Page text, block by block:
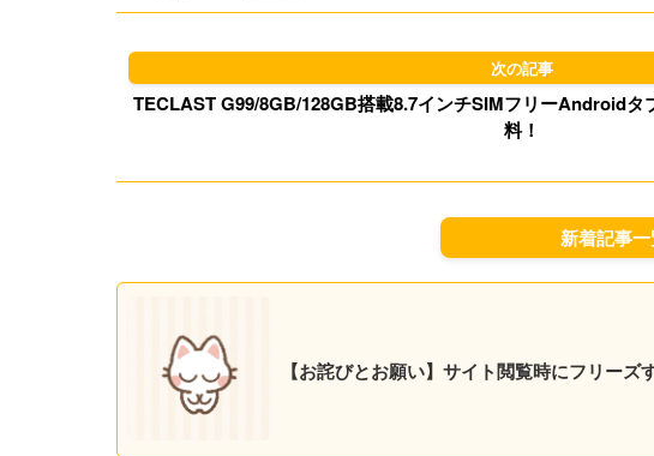
TECLAST G99/8GB/128GB搭載8.7インチSIMフリーAndroidタ
料！
新着記事
【お詫びとお願い】サイト閲覧時にフリーズ